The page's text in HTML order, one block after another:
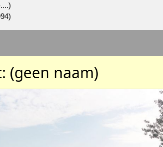
(geen naam)